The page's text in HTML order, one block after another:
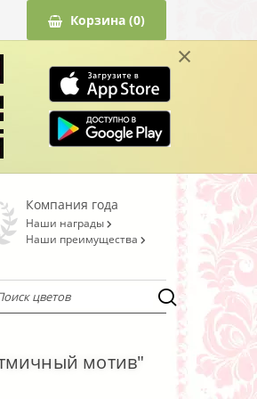
×
Корзина(0)
Компания года
Наши награды
Наши преимущества
мотив"